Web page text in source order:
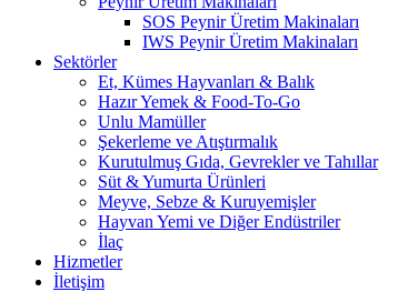
SOS Peynir Üretim Makinaları
IWS Peynir Üretim Makinaları
Sektörler
Et, Kümes Hayvanları & Balık
Hazır Yemek & Food-To-Go
Unlu Mamüller
Şekerleme ve Atıştırmalık
Kurutulmuş Gıda, Gevrekler ve Tahıllar
Süt & Yumurta Ürünleri
Meyve, Sebze & Kuruyemişler
Hayvan Yemi ve Diğer Endüstriler
İlaç
Hizmetler
İletişim